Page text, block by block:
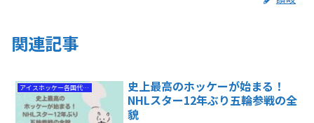
関連記事
アイスホッケー各国代表情報
史上最高のホッケーが始まる！
NHLスター12年ぶり五輪参戦の全
貌